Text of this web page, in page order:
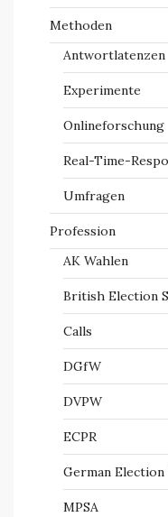
Methoden
Antwortlatenzen
Experimente
Onlineforschung
Real-Time-
Umfragen
Profession
AK Wahlen
British Election
Calls
DGfW
DVPW
ECPR
German Election
MPSA